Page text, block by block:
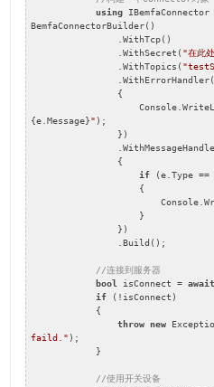
using
BemfaConnectorBuilder()
                .WithSecret(
"在此
                .WithTopics(
{e.Message}" );
if (e.Type ==
//连接到服务器
bool
isConnect = await
if (!isConnect)
throw new
faild." );
//使用开关设备